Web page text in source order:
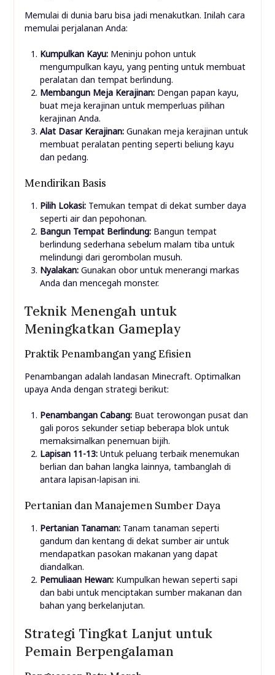
Memulai di dunia baru bisa jadi menakutkan. Inilah cara
memulai perjalanan Anda:
Kumpulkan Kayu:Meninju pohon untuk
mengumpulkan kayu, yang penting untuk membuat
peralatan dan tempat berlindung.
Membangun Meja Kerajinan:Dengan papan kayu,
buat meja kerajinan untuk memperluas pilihan
kerajinan Anda.
Alat Dasar Kerajinan:Gunakan meja kerajinan untuk
membuat peralatan penting seperti beliung kayu
dan pedang.
Mendirikan Basis
Pilih Lokasi:Temukan tempat di dekat sumber daya
seperti air dan pepohonan.
Bangun Tempat Berlindung:Bangun tempat
berlindung sederhana sebelum malam tiba untuk
melindungi dari gerombolan musuh.
Nyalakan:Gunakan obor untuk menerangi markas
Anda dan mencegah monster.
Teknik Menengah untuk
Meningkatkan Gameplay
Praktik Penambangan yang Efisien
Penambangan adalah landasan Minecraft. Optimalkan
upaya Anda dengan strategi berikut:
Penambangan Cabang:Buat terowongan pusat dan
gali poros sekunder setiap beberapa blok untuk
memaksimalkan penemuan bijih.
Lapisan 11-13:Untuk peluang terbaik menemukan
berlian dan bahan langka lainnya, tambanglah di
antara lapisan-lapisan ini.
Pertanian dan Manajemen Sumber Daya
Pertanian Tanaman:Tanam tanaman seperti
gandum dan kentang di dekat sumber air untuk
mendapatkan pasokan makanan yang dapat
diandalkan.
Pemuliaan Hewan:Kumpulkan hewan seperti sapi
dan babi untuk menciptakan sumber makanan dan
bahan yang berkelanjutan.
Strategi Tingkat Lanjut untuk
Pemain Berpengalaman